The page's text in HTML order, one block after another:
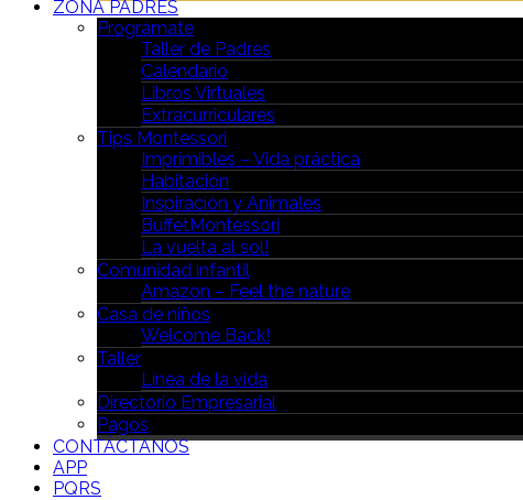
ZONA PADRES
Prográmate
Taller de Padres
Calendario
Libros Virtuales
Extracurriculares
Tips Montessori
Imprimibles – Vida práctica
Habitación
Inspiración y Animales
BuffetMontessori
La vuelta al sol!
Comunidad infantil
Amazon – Feel the nature
Casa de niños
Welcome Back!
Taller
Línea de la vida
Directorio Empresarial
Pagos
CONTÁCTANOS
APP
PQRS